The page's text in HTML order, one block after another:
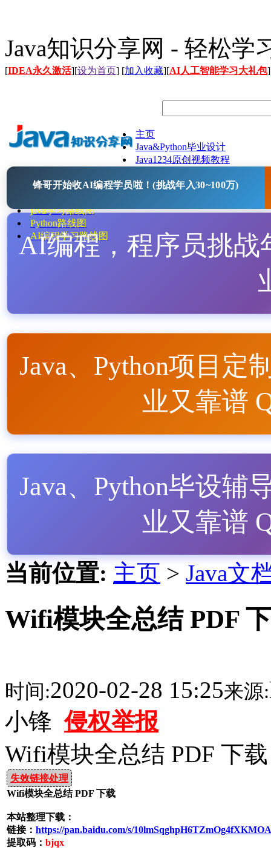
Java知识分享网 - 轻松学
[IDEA永久激活][设为首页] [加入收藏][AI人工智能学习大礼包]
主页
Java&Python毕业设计
Java1234原创视频教程
Java开源项目
java学习路线图
Python路线图
AI编程学习路线图
锋哥开始收AI编程学员啦！(挑战年入30~100万)
AI编程，程序员挑战
Java、Python项目定
业又靠谱
Java、Python毕设辅
业又靠谱
当前位置: 主页 > Java文
Wifi模块全总结 PDF
时间:2020-02-28 15:25来源:
小锋侵权举报
Wifi模块全总结 PDF 下载
失效链接处理
Wifi模块全总结 PDF 下载
本站整理下载：
链接： https://pan.baidu.com/s/10lmSqghpH6TZmOg4fXKMOA
提取码： bjqx